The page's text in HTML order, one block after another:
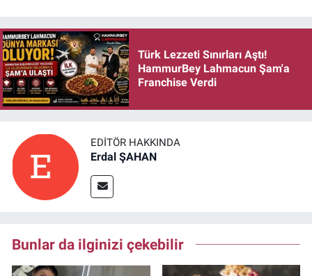
Türk Lezzeti Sınırları Aştı!
HammurBey Lahmacun Şam'a
Franchise Verdi
EDITÖR HAKKINDA
Erdal ŞAHAN
Bunlar da ilginizi çekebilir